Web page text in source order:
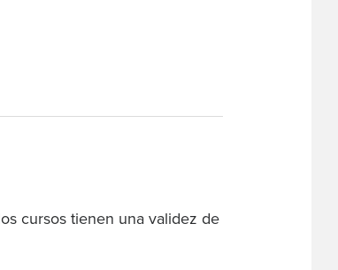
cursos tienen una validez de